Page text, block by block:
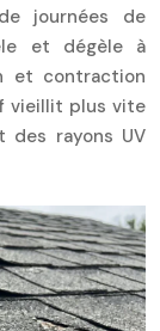
journées de
et dégèle à
et contraction
vieillit plus vite
des rayons UV